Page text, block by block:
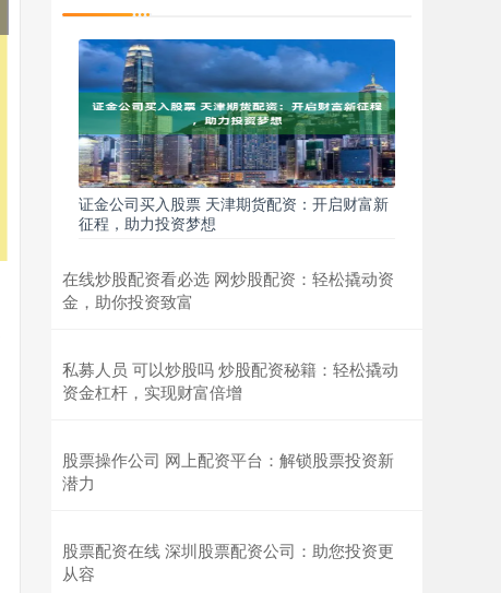
证金公司买入股票 天津期货配资：开启财富新
征程，助力投资梦想
在线炒股配资看必选 网炒股配资：轻松撬动资
金，助你投资致富
私募人员 可以炒股吗 炒股配资秘籍：轻松撬动
资金杠杆，实现财富倍增
股票操作公司 网上配资平台：解锁股票投资新
潜力
股票配资在线 深圳股票配资公司：助您投资更
从容